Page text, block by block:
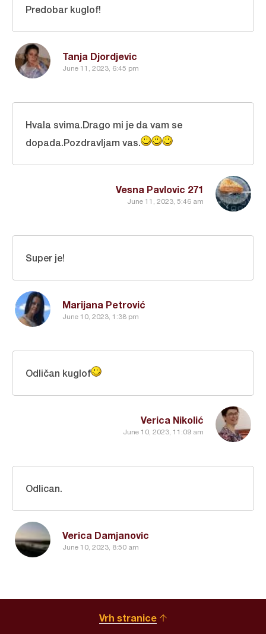
Tanja Djordjevic
June 11, 2023, 6:45 pm
Predobar kuglof!
Vesna Pavlovic 271
June 11, 2023, 5:46 am
Hvala svima.Drago mi je da vam se
dopada.Pozdravljam vas.
Marijana Petrović
June 10, 2023, 1:38 pm
Super je!
Verica Nikolić
June 10, 2023, 11:09 am
Odličan kuglof
Verica Damjanovic
June 10, 2023, 8:50 am
Odlican.
Vrh stranice